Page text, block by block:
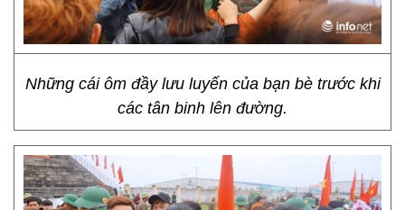
Những cái ôm đầy lưu luyến của bạn bè trước khi
các tân binh lên đường.